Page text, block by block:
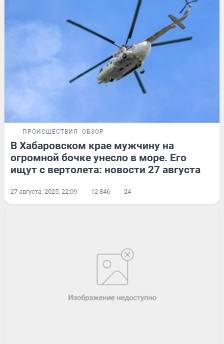
ПРОИСШЕСТВИЯ ОБЗОР
В Хабаровском крае мужчину на
огромной бочке унесло в море. Его
ищут с вертолета: новости 27 августа
27 августа, 2025, 22:09 12 846 24